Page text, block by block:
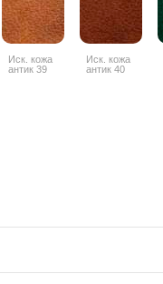
Иск. кожа
антик 39
Иск. кожа
антик 40